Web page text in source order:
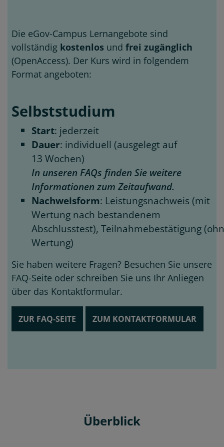
Die eGov-Campus Lernangebote sind
vollständig kostenlos und frei zugänglich
(OpenAccess). Der Kurs wird in folgendem
Format angeboten:
Selbststudium
Start: jederzeit
Dauer: individuell (ausgelegt auf
13 Wochen)
In unseren FAQs finden Sie weitere
Informationen zum Zeitaufwand.
Nachweisform: Leistungsnachweis (mit
Wertung nach bestandenem
Abschlusstest), Teilnahmebestätigung
Wertung)
Sie haben weitere Fragen? Besuchen Sie unsere
FAQ-Seite oder schreiben Sie uns Ihr Anliegen
über das Kontaktformular.
ZUR FAQ-SEITE ZUM KONTAKTFORMULAR
Überblick